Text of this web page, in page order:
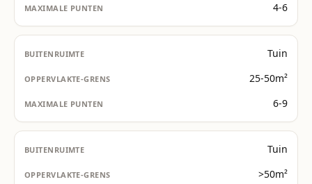
4-6
Tuin
25-50m²
6-9
Tuin
>50m²